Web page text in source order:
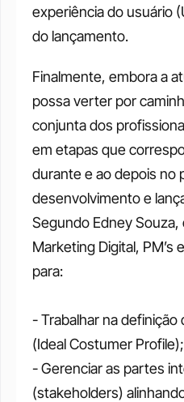
experiência do usuário
do lançamento.
Finalmente, embora a
possa verter por
conjunta dos
em etapas que
durante e ao depois no
desenvolvimento e
Segundo Edney Souza,
Marketing Digital, PM’s
para:
- Trabalhar na definição
(Ideal Costumer Profile);
- Gerenciar as partes
(stakeholders)